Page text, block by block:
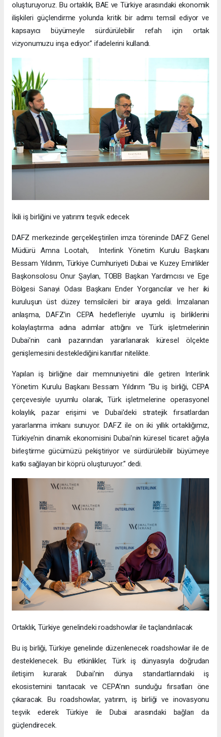
oluşturuyoruz. Bu ortaklık, BAE ve Türkiye arasındaki ekonomik
ilişkileri güçlendirme yolunda kritik bir adımı temsil ediyor ve
kapsayıcı büyümeyle sürdürülebilir refah için ortak
vizyonumuzu inşa ediyor.” ifadelerini kullandı.
İkili iş birliğini ve yatırımı teşvik edecek
DAFZ merkezinde gerçekleştirilen imza töreninde DAFZ Genel
Müdürü Amna Lootah, Interlink Yönetim Kurulu Başkanı
Bessam Yıldırım, Türkiye Cumhuriyeti Dubai ve Kuzey Emirlikler
Başkonsolosu Onur Şaylan, TOBB Başkan Yardımcısı ve Ege
Bölgesi Sanayi Odası Başkanı Ender Yorgancılar ve her iki
kuruluşun üst düzey temsilcileri bir araya geldi. İmzalanan
anlaşma, DAFZ’ın CEPA hedefleriyle uyumlu iş birliklerini
kolaylaştırma adına adımlar attığını ve Türk işletmelerinin
Dubai’nin canlı pazarından yararlanarak küresel ölçekte
genişlemesini desteklediğini kanıtlar nitelikte.
Yapılan iş birliğine dair memnuniyetini dile getiren Interlink
Yönetim Kurulu Başkanı Bessam Yıldırım “Bu iş birliği, CEPA
çerçevesiyle uyumlu olarak, Türk işletmelerine operasyonel
kolaylık, pazar erişimi ve Dubai’deki stratejik fırsatlardan
yararlanma imkanı sunuyor. DAFZ ile on iki yıllık ortaklığımız,
Türkiye’nin dinamik ekonomisini Dubai’nin küresel ticaret ağıyla
birleştirme gücümüzü pekiştiriyor ve sürdürülebilir büyümeye
katkı sağlayan bir köprü oluşturuyor.” dedi.
Ortaklık, Türkiye genelindeki roadshowlar ile taçlandırılacak
Bu iş birliği, Türkiye genelinde düzenlenecek roadshowlar ile de
desteklenecek. Bu etkinlikler, Türk iş dünyasıyla doğrudan
iletişim kurarak Dubai’nin dünya standartlarındaki iş
ekosistemini tanıtacak ve CEPA’nın sunduğu fırsatları öne
çıkaracak. Bu roadshowlar, yatırım, iş birliği ve inovasyonu
teşvik ederek Türkiye ile Dubai arasındaki bağları da
güçlendirecek.